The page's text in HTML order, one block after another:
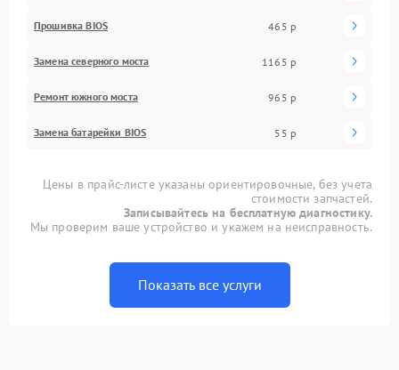
Прошивка BIOS 465 р
Замена северного моста 1165 р
Ремонт южного моста 965 р
Замена батарейки BIOS 55 р
Цены в прайс-листе указаны ориентировочные, без учета
стоимости запчастей.
Записывайтесь на бесплатную диагностику.
Мы проверим ваше устройство и укажем на неисправность.
Показать все услуги